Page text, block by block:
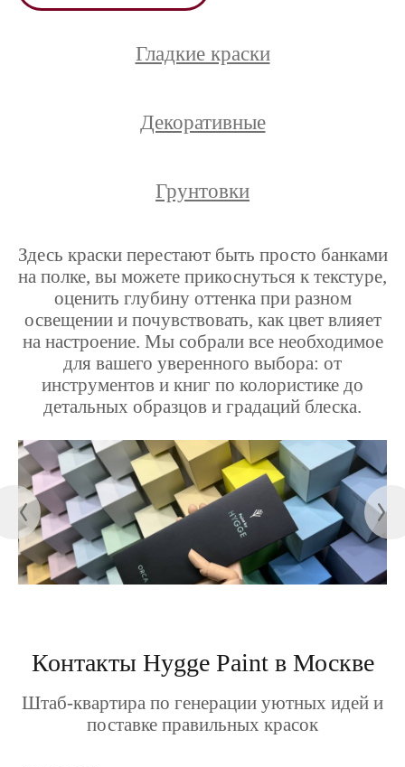
Гладкие краски
Декоративные
Грунтовки
Здесь краски перестают быть просто банками
на полке, вы можете прикоснуться к текстуре,
оценить глубину оттенка при разном
освещении и почувствовать, как цвет влияет
на настроение. Мы собрали все необходимое
для вашего уверенного выбора: от
инструментов и книг по колористике до
детальных образцов и градаций блеска.
Контакты Hygge Paint в Москве
Штаб-квартира по генерации уютных идей и
поставке правильных красок